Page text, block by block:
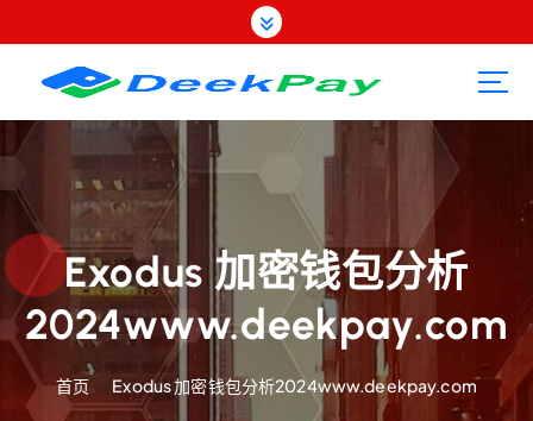
转
容
Exodus 加密钱包分析
2024www.deekpay.com
首页 Exodus 加密钱包分析2024www.deekpay.com